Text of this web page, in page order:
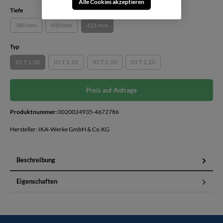
Tiefeauswählen
380 mm(Diese Option ist zurzeit nicht verfügbar.)
410 mm(Diese Option ist zurzeit nicht verfügbar.)
421 mm(Diese Option ist zurzeit nicht verfügbar.)
Typauswählen
IO T 1.00(Diese Option ist zurzeit nicht verfügbar.)
IO T 1.10(Diese Option ist zurzeit nicht verfügbar.)
IO T 2.10(Diese Option ist zurzeit nicht verfügbar.)
IO T 2.20(Diese Option ist zurzeit nicht
Preis auf Anfrage
Produktnummer:0020024935-4672786
Hersteller: IKA-Werke GmbH & Co.KG
Beschreibung
Eigenschaften